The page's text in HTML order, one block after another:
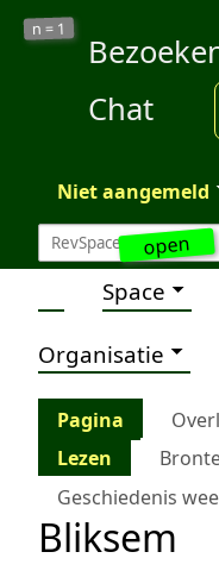
open
n = 1
Chat
Niet aangemeld
Space
Organisatie
Pagina
Lezen
Geschiedenis
Bliksem